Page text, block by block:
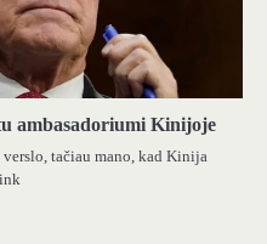
ambasadoriumi Kinijoje
tačiau mano, kad Kinija